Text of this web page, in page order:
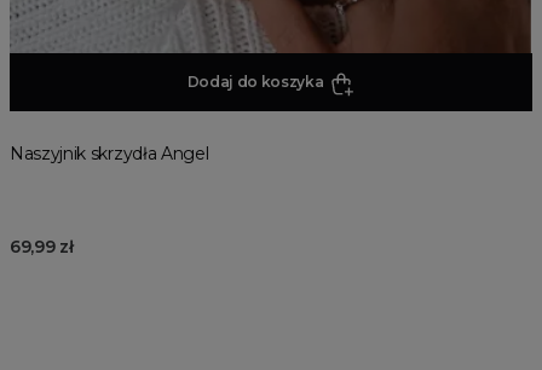
Dodaj do koszyka
Naszyjnik skrzydła Angel
69,99 zł